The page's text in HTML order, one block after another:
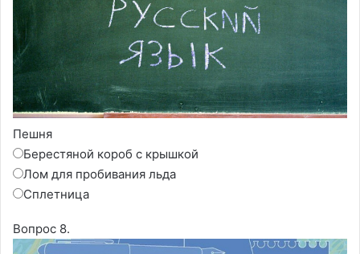
Пешня
Берестяной короб с крышкой
Лом для пробивания льда
Сплетница
Вопрос 8.